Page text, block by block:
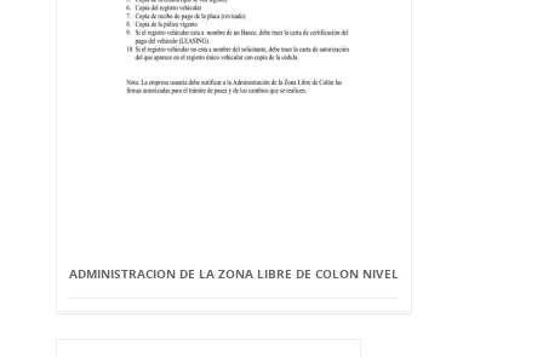
ADMINISTRACION DE LA ZONA LIBRE DE COLON NIVEL